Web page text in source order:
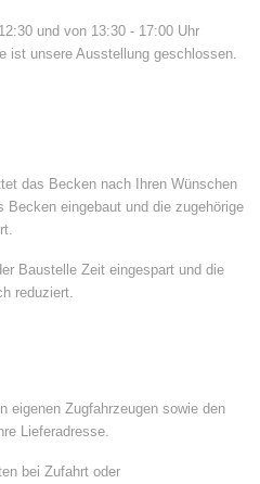
und von 13:30 - 17:00 Uhr
ist unsere Ausstellung geschlossen.
das Becken nach Ihren Wünschen
Becken eingebaut und die zugehörige
Baustelle Zeit eingespart und die
reduziert.
eigenen Zugfahrzeugen sowie den
Lieferadresse.
bei Zufahrt oder